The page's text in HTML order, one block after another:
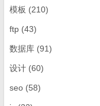
模板 (210)
ftp (43)
数据库 (91)
设计 (60)
seo (58)